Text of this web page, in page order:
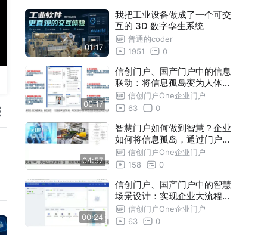
01:17
我把工业设备做成了一个可交
互的 3D 数字孪生系统
普通的coder
1951
0
00:17
信创门户、国产门户中的信息
联动：将信息孤岛变为人体神
经网络，把企业内所有系统由
一堆杂乱无章的数据变为精密
信创门户One企业门户
63
0
04:57
智慧门户如何做到智慧？企业
如何将信息孤岛，通过门户集
成IT资产，构建为有灵魂的数
字神经网络神经网络？
信创门户One企业门户
158
0
00:24
信创门户、国产门户中的智慧
场景设计：实现企业大流程整
合的个性化定制操作，打造企
业门户千人千面的个性化门户
信创门户One企业门户
63
0